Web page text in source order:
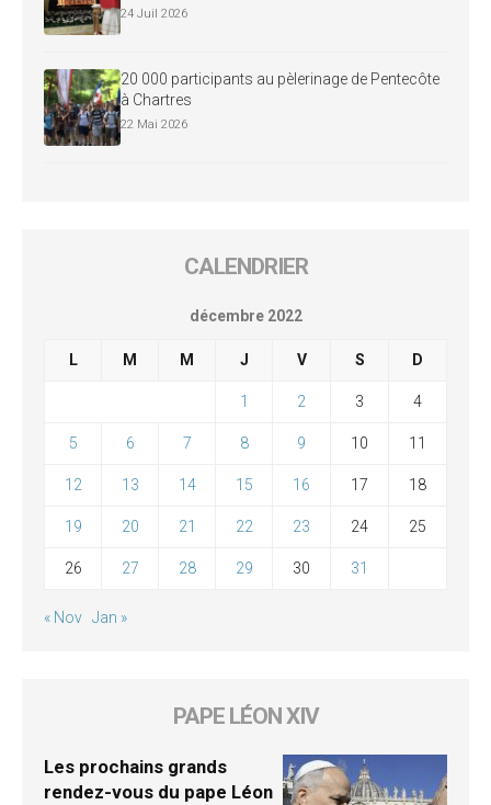
24 Juil 2026
20 000 participants au pèlerinage de Pentecôte
à Chartres
22 Mai 2026
CALENDRIER
décembre 2022
L M M J V S D
1 2 3 4
5 6 7 8 9 10 11
12 13 14 15 16 17 18
19 20 21 22 23 24 25
26 27 28 29 30 31
« Nov Jan »
PAPE LÉON XIV
Les prochains grands
rendez-vous du pape Léon